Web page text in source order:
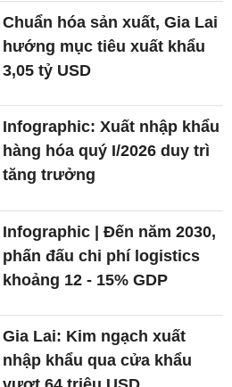
Chuẩn hóa sản xuất, Gia Lai
hướng mục tiêu xuất khẩu
3,05 tỷ USD
Infographic: Xuất nhập khẩu
hàng hóa quý I/2026 duy trì
tăng trưởng
Infographic | Đến năm 2030,
phấn đấu chi phí logistics
khoảng 12 - 15% GDP
Gia Lai: Kim ngạch xuất
nhập khẩu qua cửa khẩu